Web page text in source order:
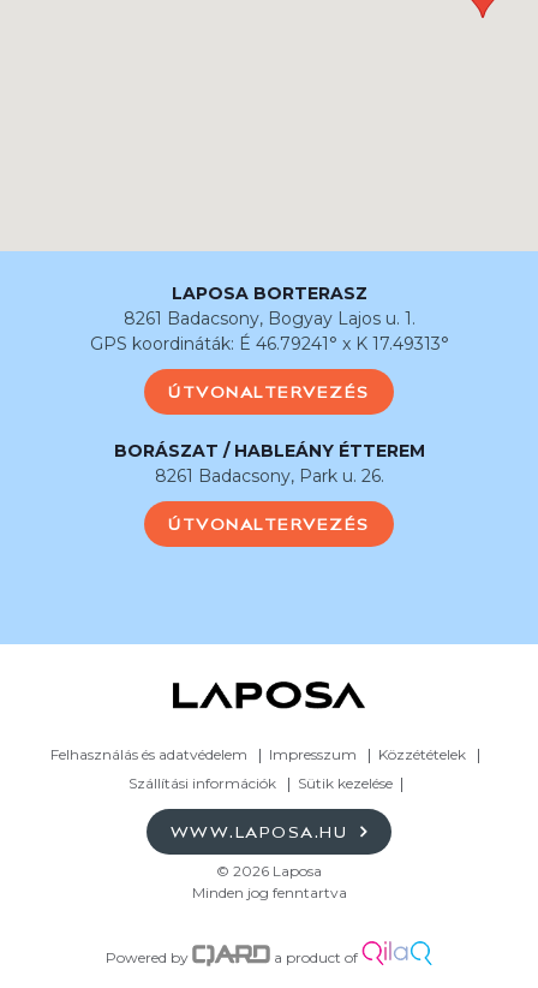
LAPOSA BORTERASZ
8261 Badacsony, Bogyay Lajos u. 1.
GPS koordináták: É 46.79241° x K 17.49313°
ÚTVONALTERVEZÉS
BORÁSZAT / HABLEÁNY ÉTTEREM
8261 Badacsony, Park u. 26.
ÚTVONALTERVEZÉS
Felhasználás és adatvédelem Impresszum
Közzétételek
Szállítási információk
Sütik kezelése
WWW.LAPOSA.HU
© 2026 Laposa
Minden jog fenntartva
Powered by a product of